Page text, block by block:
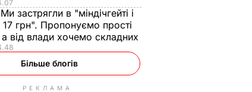
Ми застрягли в "міндічгейті і
грн". Пропонуємо прості
від влади хочемо складних
Більше блогів
РЕКЛАМА